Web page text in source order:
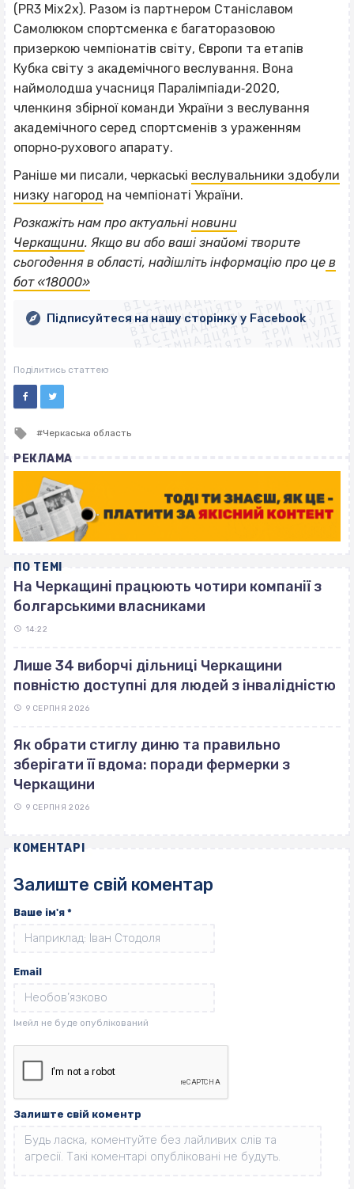
(PR3 Mix2x). Разом із партнером Станіславом
Самолюком спортсменка є багаторазовою
призеркою чемпіонатів світу, Європи та етапів
Кубка світу з академічного веслування. Вона
наймолодша учасниця Паралімпіади‐2020,
членкиня збірної команди України з веслування
академічного серед спортсменів з ураженням
опорно‐рухового апарату.
Раніше ми писали, черкаські веслувальники здобули
низку нагород на чемпіонаті України.
Розкажіть нам про актуальні новини
Черкащини. Якщо ви або ваші знайомі творите
сьогодення в області, надішліть інформацію про це в
бот «18000»
ВІСІМНАДЦЯТЬ ТРИ НУЛІ
ВІСІМНАДЦЯТЬ ТРИ НУЛІ
ВІСІМНАДЦЯТЬ ТРИ НУЛІ
ВІСІМНАДЦЯТЬ ТРИ НУЛІ
ВІСІМНАДЦЯТЬ ТРИ НУЛІ
ВІСІМНАДЦЯТЬ ТРИ НУЛІ
ВІСІМНАДЦЯТЬ ТРИ НУЛІ
ВІСІМНАДЦЯТЬ ТРИ НУЛІ
Підписуйтеся на нашу сторінку у Facebook
Поділитись статтею
Tagged
Черкаська область
РЕКЛАМА
ПО ТЕМІ
На Черкащині працюють чотири компанії з
болгарськими власниками
14:22
Лише 34 виборчі дільниці Черкащини
повністю доступні для людей з інвалідністю
9 СЕРПНЯ 2026
Як обрати стиглу диню та правильно
зберігати її вдома: поради фермерки з
Черкащини
9 СЕРПНЯ 2026
КОМЕНТАРІ
Залиште свій коментар
Ваше ім'я *
Email
Залиште свій коментр